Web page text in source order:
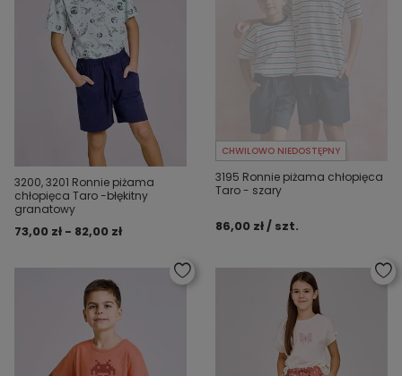
3200, 3201 Ronnie piżama
chłopięca Taro -błękitny
granatowy
73,00 zł - 82,00 zł
CHWILOWO NIEDOSTĘPNY
3195 Ronnie piżama chłopięca
Taro - szary
86,00 zł / szt.